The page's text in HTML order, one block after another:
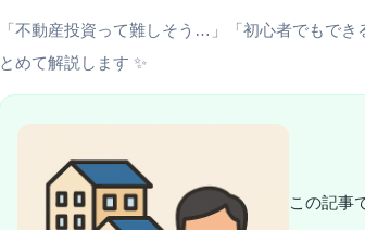
「不動産投資って難しそう…」「初心者でもで
とめて解説します ✨
この記事